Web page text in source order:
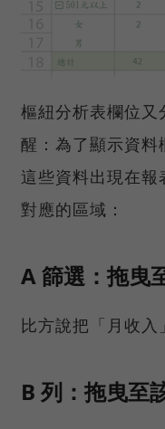
樞紐分析表欄位
醒：為了顯示資
這些資料出現在
對應的區域：
A 篩選：拖曳
比方說把「月收入
B 列：拖曳至